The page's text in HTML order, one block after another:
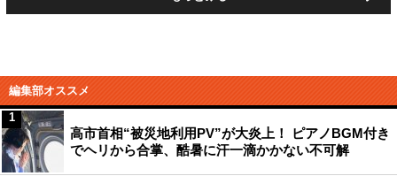
編集部オススメ
高市首相“被災地利用PV”が大炎上！ ピアノBGM付き
でヘリから合掌、酷暑に汗一滴かかない不可解
1